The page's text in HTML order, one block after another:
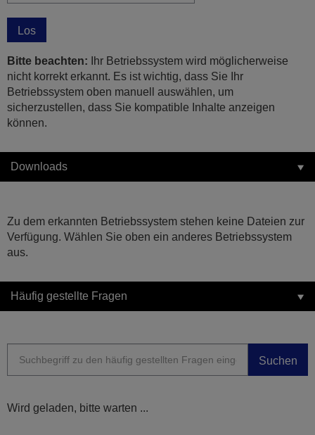
Los
Bitte beachten: Ihr Betriebssystem wird möglicherweise
nicht korrekt erkannt. Es ist wichtig, dass Sie Ihr
Betriebssystem oben manuell auswählen, um
sicherzustellen, dass Sie kompatible Inhalte anzeigen
können.
Downloads
Zu dem erkannten Betriebssystem stehen keine Dateien zur
Verfügung. Wählen Sie oben ein anderes Betriebssystem
aus.
Häufig gestellte Fragen
Suchen
Wird geladen, bitte warten ...